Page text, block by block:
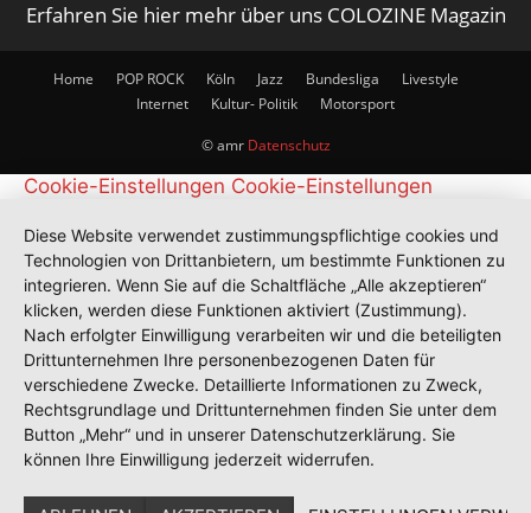
Erfahren Sie hier mehr über uns COLOZINE Magazin
Home POP ROCK Köln Jazz Bundesliga
Livestyle
Internet
Kultur- Politik Motorsport
© amr Datenschutz
Cookie-Einstellungen Cookie-Einstellungen
Diese Website verwendet zustimmungspflichtige cookies und
Technologien von Drittanbietern, um bestimmte Funktionen zu
integrieren. Wenn Sie auf die Schaltfläche „Alle akzeptieren“
klicken, werden diese Funktionen aktiviert (Zustimmung).
Nach erfolgter Einwilligung verarbeiten wir und die beteiligten
Drittunternehmen Ihre personenbezogenen Daten für
verschiedene Zwecke. Detaillierte Informationen zu Zweck,
Rechtsgrundlage und Drittunternehmen finden Sie unter dem
Button „Mehr“ und in unserer Datenschutzerklärung. Sie
können Ihre Einwilligung jederzeit widerrufen.